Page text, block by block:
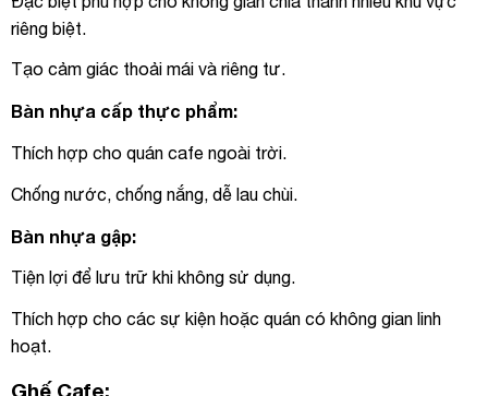
riêng biệt.
Tạo cảm giác thoải mái và riêng tư.
Bàn nhựa cấp thực phẩm:
Thích hợp cho quán cafe ngoài trời.
Chống nước, chống nắng, dễ lau chùi.
Bàn nhựa gập:
Tiện lợi để lưu trữ khi không sử dụng.
Thích hợp cho các sự kiện hoặc quán có không gian linh
hoạt.
Ghế Cafe: